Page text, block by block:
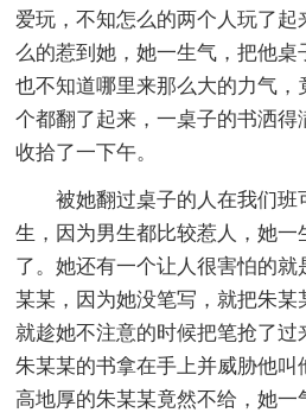
爱玩，不知怎么的两个人玩了起
么的惹到她，她一生气，把他桌
也不知道哪里来那么大的力气
个都翻了起来，一桌子的书洒得
收拾了一下午。
被她翻过桌子的人在我们班
生，因为男生都比较惹人，她一
了。她还有一个让人很害怕的就
某某，因为她没笔写，就把朱某
就趁她不注意的时候把笔抢了
朱某某的书拿在手上并威胁他叫
高地厚的朱某某竟然不给，她一